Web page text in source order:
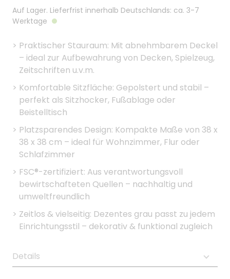
Auf Lager. Lieferfrist innerhalb Deutschlands: ca. 3-7
Werktage
> Praktischer Stauraum: Mit abnehmbarem Deckel
– ideal zur Aufbewahrung von Decken, Spielzeug,
Zeitschriften u.v.m.
> Komfortable Sitzfläche: Gepolstert und stabil –
perfekt als Sitzhocker, Fußablage oder
Beistelltisch
> Platzsparendes Design: Kompakte Maße von 38 x
38 x 38 cm – ideal für Wohnzimmer, Flur oder
Schlafzimmer
> FSC®-zertifiziert: Aus verantwortungsvoll
bewirtschafteten Quellen – nachhaltig und
umweltfreundlich
> Zeitlos & vielseitig: Dezentes grau passt zu jedem
Einrichtungsstil – dekorativ & funktional zugleich
Details